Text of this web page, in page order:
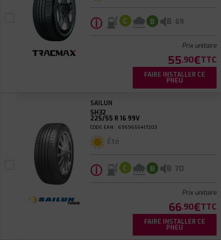
ⓘ C B B 69
Prix unitaire
55.90€TTC
FAIRE INSTALLER CE
PNEU
SAILUN
SH32
225/55 R 16 99V
CODE EAN : 6959655417203
Été
ⓘ C B B 70
Prix unitaire
66.90€TTC
FAIRE INSTALLER CE
PNEU